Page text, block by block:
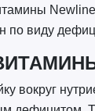
Newline
по виду
вокруг